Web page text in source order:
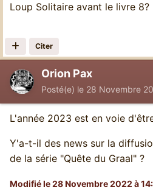
Loup Solitaire avant le livre 8?
Citer
Orion Pax
Posté(e) le 28 Novembre
L'année 2023 est en voie
Y'a-t-il des news sur la
de la série "Quête du Graal" ?
Modifiéle 28 Novembre 2022 à